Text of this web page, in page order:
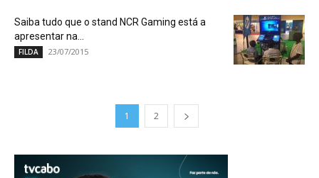
Saiba tudo que o stand NCR Gaming está a
apresentar na...
FILDA 23/07/2015
1 2